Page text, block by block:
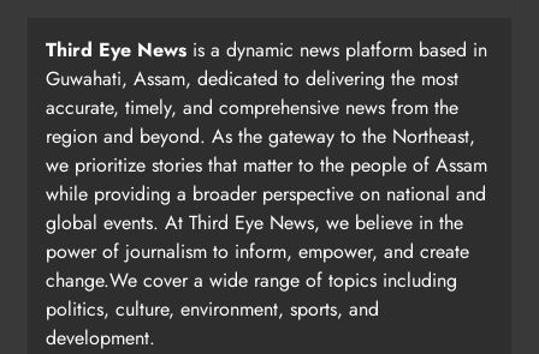
Third Eye News is a dynamic news platform based in
Guwahati, Assam, dedicated to delivering the most
accurate, timely, and comprehensive news from the
region and beyond. As the gateway to the Northeast,
we prioritize stories that matter to the people of Assam
while providing a broader perspective on national and
global events. At Third Eye News, we believe in the
power of journalism to inform, empower, and create
change.We cover a wide range of topics including
politics, culture, environment, sports, and
development.